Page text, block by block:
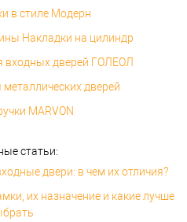
в стиле Модерн
Накладки на цилиндр
входных дверей ГОЛЕОЛ
дверей
MARVON
статьи:
двери: в чем их отличия?
их назначение и какие лучше